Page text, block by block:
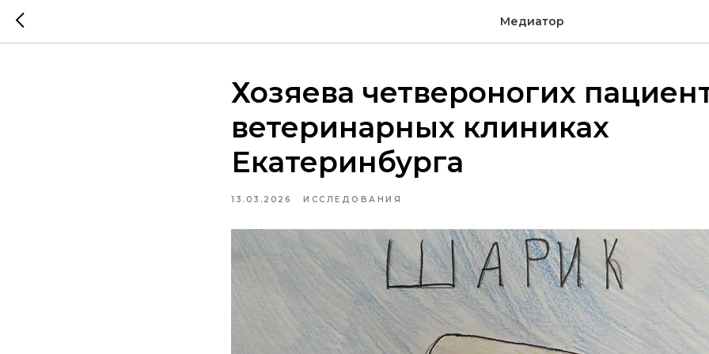
Медиатор
Хозяева четвероногих
ветеринарных клиниках
Екатеринбурга
13.03.2026 ИССЛЕДОВАНИЯ